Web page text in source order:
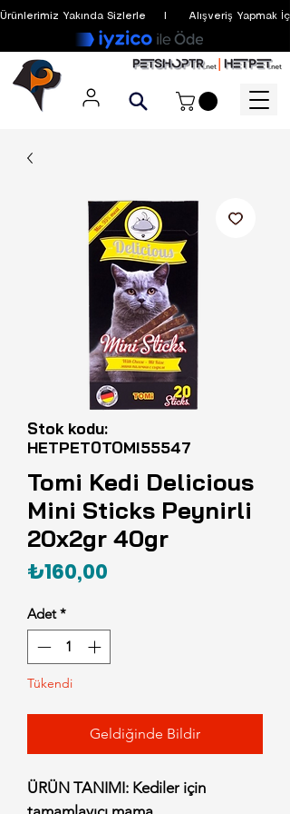
Ürünlerimiz Yakında Sizlerle     I      Alışveriş
Stok kodu:
HETPET0TOMI55547
Tomi Kedi Delicious
Mini Sticks Peynirli
20x2gr 40gr
₺160,00
Adet *
Tükendi
Geldiğinde Bildir
ÜRÜN TANIMI: Kediler için